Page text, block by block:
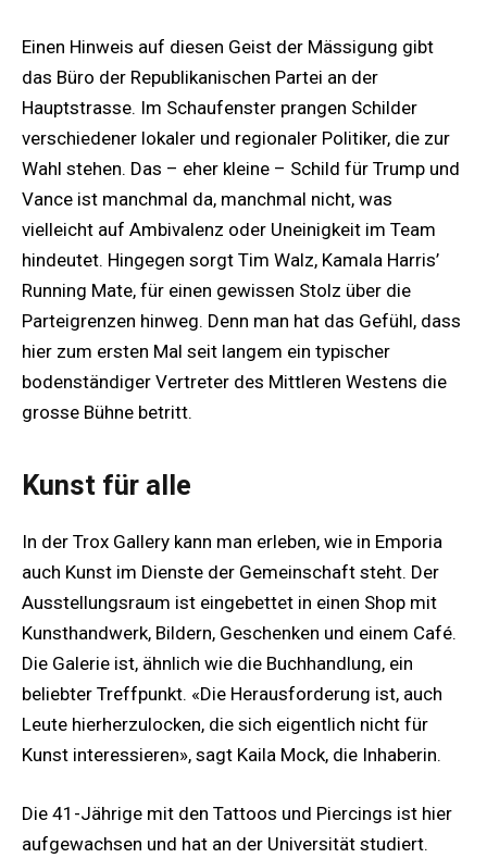
Einen Hinweis auf diesen Geist der Mässigung gibt
das Büro der Republikanischen Partei an der
Hauptstrasse. Im Schaufenster prangen Schilder
verschiedener lokaler und regionaler Politiker, die zur
Wahl stehen. Das – eher kleine – Schild für Trump und
Vance ist manchmal da, manchmal nicht, was
vielleicht auf Ambivalenz oder Uneinigkeit im Team
hindeutet. Hingegen sorgt Tim Walz, Kamala Harris’
Running Mate, für einen gewissen Stolz über die
Parteigrenzen hinweg. Denn man hat das Gefühl, dass
hier zum ersten Mal seit langem ein typischer
bodenständiger Vertreter des Mittleren Westens die
grosse Bühne betritt.
Kunst für alle
In der Trox Gallery kann man erleben, wie in Emporia
auch Kunst im Dienste der Gemeinschaft steht. Der
Ausstellungsraum ist eingebettet in einen Shop mit
Kunsthandwerk, Bildern, Geschenken und einem Café.
Die Galerie ist, ähnlich wie die Buchhandlung, ein
beliebter Treffpunkt. «Die Herausforderung ist, auch
Leute hierherzulocken, die sich eigentlich nicht für
Kunst interessieren», sagt Kaila Mock, die Inhaberin.
Die 41-Jährige mit den Tattoos und Piercings ist hier
aufgewachsen und hat an der Universität studiert.